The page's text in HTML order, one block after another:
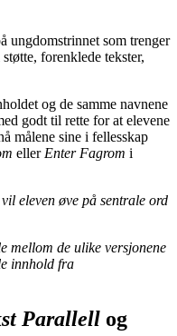
ungdomstrinnet som trenger
forenklede tekster,
og de samme navnene
godt til rette for at elevene
målene sine i fellesskap
eller Enter Fagrom i
eleven øve på sentrale ord
mellom de ulike versjonene
innhold fra
Parallell og